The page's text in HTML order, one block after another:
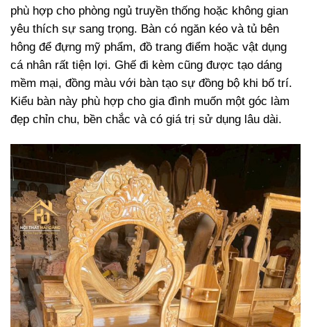
phù hợp cho phòng ngủ truyền thống hoặc không gian
yêu thích sự sang trọng. Bàn có ngăn kéo và tủ bên
hông để đựng mỹ phẩm, đồ trang điểm hoặc vật dụng
cá nhân rất tiện lợi. Ghế đi kèm cũng được tạo dáng
mềm mại, đồng màu với bàn tạo sự đồng bộ khi bố trí.
Kiểu bàn này phù hợp cho gia đình muốn một góc làm
đẹp chỉn chu, bền chắc và có giá trị sử dụng lâu dài.